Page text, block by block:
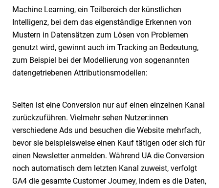
Machine Learning, ein Teilbereich der künstlichen
Intelligenz, bei dem das eigenständige Erkennen von
Mustern in Datensätzen zum Lösen von Problemen
genutzt wird, gewinnt auch im Tracking an Bedeutung,
zum Beispiel bei der Modellierung von sogenannten
datengetriebenen Attributionsmodellen:
Selten ist eine Conversion nur auf einen einzelnen Kanal
zurückzuführen. Vielmehr sehen Nutzer:innen
verschiedene Ads und besuchen die Website mehrfach,
bevor sie beispielsweise einen Kauf tätigen oder sich für
einen Newsletter anmelden. Während UA die Conversion
noch automatisch dem letzten Kanal zuweist, verfolgt
GA4 die gesamte Customer Journey, indem es die Daten,